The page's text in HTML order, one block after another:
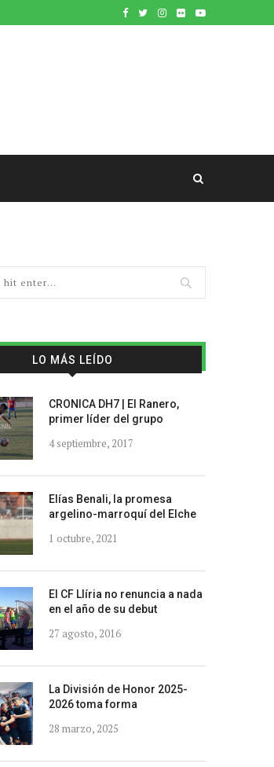
LO MÁS LEÍDO
CRONICA DH7 | El Ranero,
primer líder del grupo
4 septiembre, 2017
Elías Benali, la promesa
argelino-marroquí del Elche
1 octubre, 2021
El CF Llíria no renuncia a nada
en el año de su debut
27 agosto, 2016
La División de Honor 2025-
2026 toma forma
28 marzo, 2025